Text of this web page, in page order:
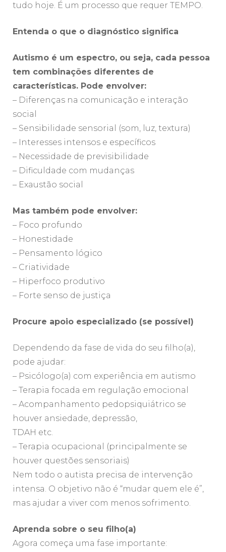
tudo hoje. É um processo que requer TEMPO.
Entenda o que o diagnóstico significa
Autismo é um espectro, ou seja, cada pessoa
tem combinações diferentes de
características. Pode envolver:
– Diferenças na comunicação e interação
social
– Sensibilidade sensorial (som, luz, textura)
– Interesses intensos e específicos
– Necessidade de previsibilidade
– Dificuldade com mudanças
– Exaustão social
Mas também pode envolver:
– Foco profundo
– Honestidade
– Pensamento lógico
– Criatividade
– Hiperfoco produtivo
– Forte senso de justiça
Procure apoio especializado (se possível)
Dependendo da fase de vida do seu filho(a),
pode ajudar:
– Psicólogo(a) com experiência em autismo
– Terapia focada em regulação emocional
– Acompanhamento pedopsiquiátrico se
houver ansiedade, depressão,
TDAH etc.
– Terapia ocupacional (principalmente se
houver questões sensoriais)
Nem todo o autista precisa de intervenção
intensa. O objetivo não é “mudar quem ele é”,
mas ajudar a viver com menos sofrimento.
Aprenda sobre o seu filho(a)
Agora começa uma fase importante: